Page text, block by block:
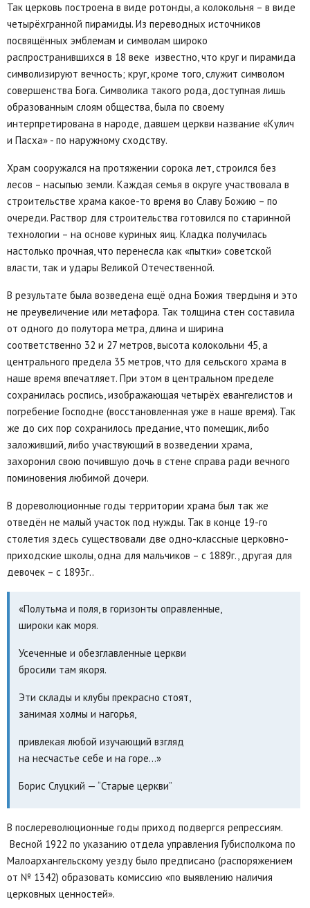
Так церковь построена в виде ротонды, а колокольня – в виде
четырёхгранной пирамиды. Из переводных источников
посвящённых эмблемам и символам широко
распространившихся в 18 веке известно, что круг и пирамида
символизируют вечность; круг, кроме того, служит символом
совершенства Бога. Символика такого рода, доступная лишь
образованным слоям общества, была по своему
интерпретирована в народе, давшем церкви название «Кулич
и Пасха» - по наружному сходству.
Храм сооружался на протяжении сорока лет, строился без
лесов – насыпью земли. Каждая семья в округе участвовала в
строительстве храма какое-то время во Славу Божию – по
очереди. Раствор для строительства готовился по старинной
технологии – на основе куриных яиц. Кладка получилась
настолько прочная, что перенесла как «пытки» советской
власти, так и удары Великой Отечественной.
В результате была возведена ещё одна Божия твердыня и это
не преувеличение или метафора. Так толщина стен составила
от одного до полутора метра, длина и ширина
соответственно 32 и 27 метров, высота колокольни 45, а
центрального предела 35 метров, что для сельского храма в
наше время впечатляет. При этом в центральном пределе
сохранилась роспись, изображающая четырёх евангелистов и
погребение Господне (восстановленная уже в наше время). Так
же до сих пор сохранилось предание, что помещик, либо
заложивший, либо участвующий в возведении храма,
захоронил свою почившую дочь в стене справа ради вечного
поминовения любимой дочери.
В дореволюционные годы территории храма был так же
отведён не малый участок под нужды. Так в конце 19-го
столетия здесь существовали две одно-классные церковно-
приходские школы, одна для мальчиков – с 1889г., другая для
девочек – с 1893г..
«Полутьма и поля, в горизонты оправленные,
широки как моря.
Усеченные и обезглавленные церкви
бросили там якоря.
Эти склады и клубы прекрасно стоят,
занимая холмы и нагорья,
привлекая любой изучающий взгляд
на несчастье себе и на горе…»
Борис Слуцкий — “Старые церкви”
В послереволюционные годы приход подвергся репрессиям.
Весной 1922 по указанию отдела управления Губисполкома по
Малоархангельскому уезду было предписано (распоряжением
от № 1342) образовать комиссию «по выявлению наличия
церковных ценностей».